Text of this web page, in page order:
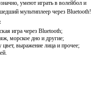
умеют играть в волейбол и
мультиплеер через Bluetooth!
игра через Bluetooth;
морское дно и другие;
цвет, выражение лица и прочее;